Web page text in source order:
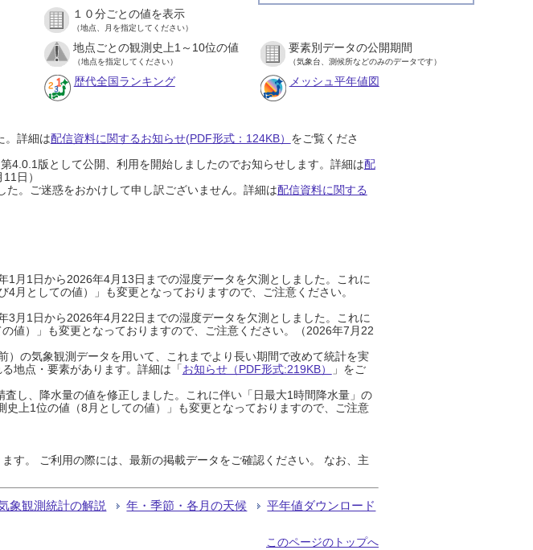
１０分ごとの値を表示
（地点、月を指定してください）
地点ごとの観測史上1～10位の値
（地点を指定してください）
要素別データの公開期間
（気象台、測候所などのみのデータです）
歴代全国ランキング メッシュ平年値図
。詳細は配信資料に関するお知らせ(PDF形式：124KB） をご覧くださ
4.0.1版として公開、利用を開始しましたのでお知らせします。詳細は配
日）
。ご迷惑をおかけして申し訳ございません。詳細は配信資料に関する
月1日から2026年4月13日までの湿度データを欠測としました。これに
月としての値）」も変更となっておりますので、ご注意ください。
月1日から2026年4月22日までの湿度データを欠測としました。これに
値）」も変更となっておりますので、ご注意ください。（2026年7月22
の気象観測データを用いて、これまでより長い期間で改めて統計を実
地点・要素があります。詳細は「お知らせ（PDF形式:219KB）
」をご
し、降水量の値を修正しました。これに伴い「日最大1時間降水量」の
上1位の値（8月としての値）」も変更となっておりますので、ご注意
す。 ご利用の際には、最新の掲載データをご確認ください。 なお、主
象観測統計の解説 年・季節・各月の天候 平年値ダウンロード
このページのトップへ